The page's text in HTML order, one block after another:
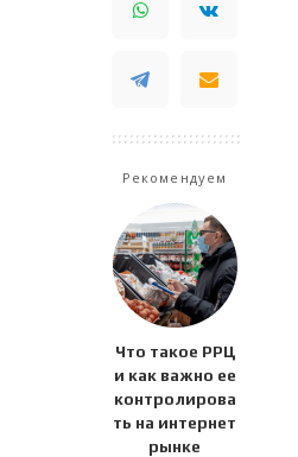
Рекомендуем
Что такое РРЦ
и как важно ее
контролирова
ть на интернет
рынке